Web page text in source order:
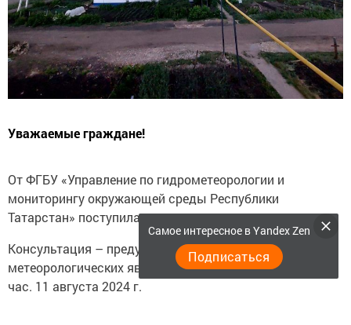
Уважаемые граждане!
От ФГБУ «Управление по гидрометеорологии и
мониторингу окружающей среды Республики
Татарстан» поступила:
Консультация – предупреждение об интенсивности
метеорологических явлений с 18 час. 10 августа до 18
час. 11 августа 2024 г.
Самое интересное в Yandex Zen
Подписаться